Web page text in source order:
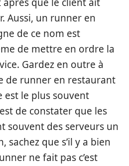
que le client ait
Aussi, un runner en
de ce nom est
de mettre en ordre la
Gardez en outre à
de runner en restaurant
est le plus souvent
de constater que les
souvent des serveurs un
sachez que s’il y a bien
ne fait pas c’est